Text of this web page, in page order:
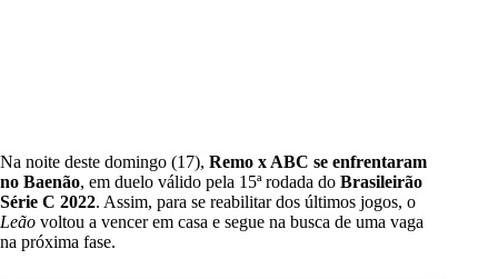
Na noite deste domingo (17), Remo x ABC se enfrentaram
no Baenão, em duelo válido pela 15ª rodada do Brasileirão
Série C 2022. Assim, para se reabilitar dos últimos jogos, o
Leão voltou a vencer em casa e segue na busca de uma vaga
na próxima fase.